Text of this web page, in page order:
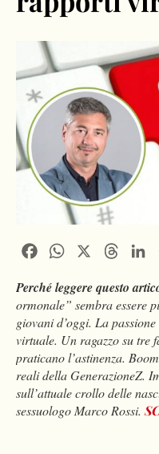
FacebookWhatsApp
Perché leggere questo
ormonale” sembra essere
giovani d’oggi. La
virtuale. Un ragazzo su tre
praticano l’astinenza.
reali della GenerazioneZ.
sull’attuale crollo delle
sessuologo Marco Rossi.